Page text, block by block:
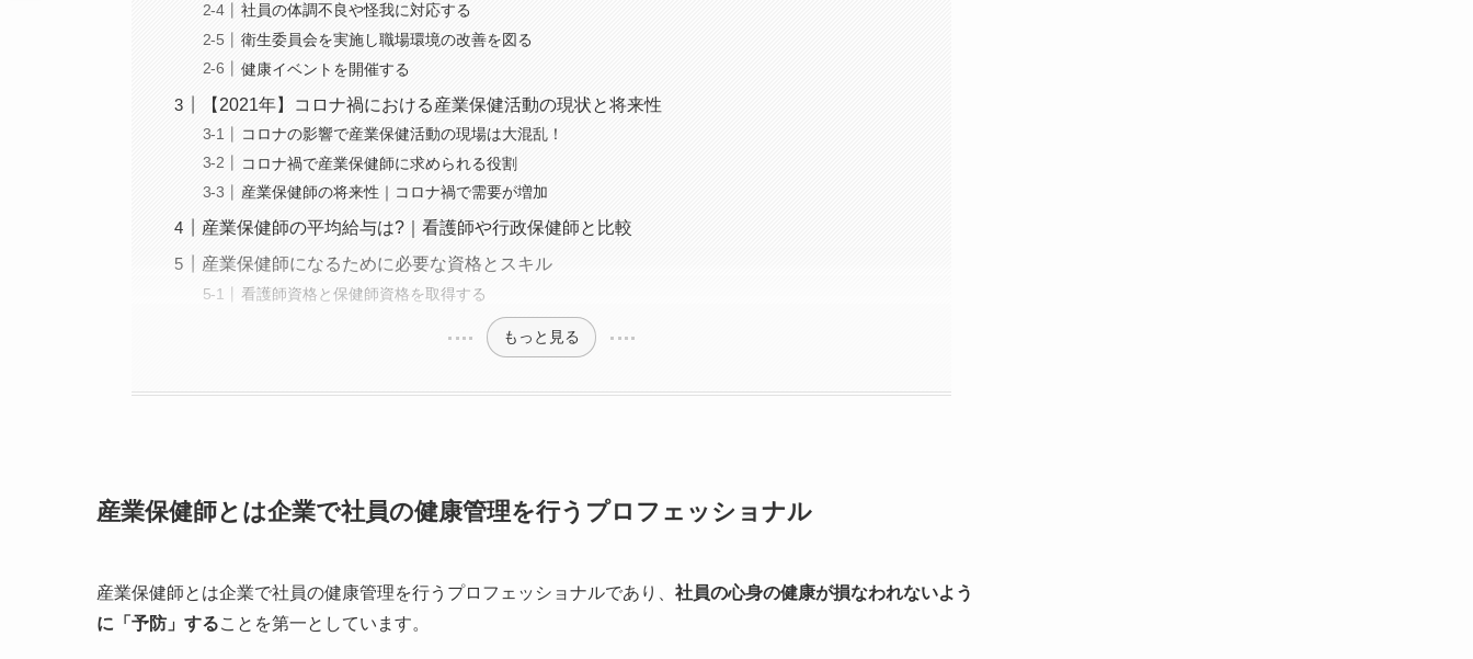
社員の体調不良や怪我に対応する
衛生委員会を実施し職場環境の改善を図る
健康イベントを開催する
【2021年】コロナ禍における産業保健活動の現状と将来性
コロナの影響で産業保健活動の現場は大混乱！
コロナ禍で産業保健師に求められる役割
産業保健師の将来性｜コロナ禍で需要が増加
産業保健師の平均給与は?｜看護師や行政保健師と比較
産業保健師になるために必要な資格とスキル
看護師資格と保健師資格を取得する
もっと見る
産業保健師とは企業で社員の健康管理を行うプロフェッショナル
産業保健師とは企業で社員の健康管理を行うプロフェッショナルであり、 社員の心身の健康が損なわれないよう
に「予防」することを第一としています。